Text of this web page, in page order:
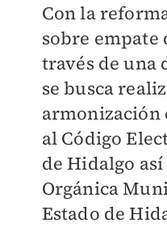
Con la
sobre empate
través de una
se busca
armonización
al Código
de Hidalgo
Orgánica
Estado de